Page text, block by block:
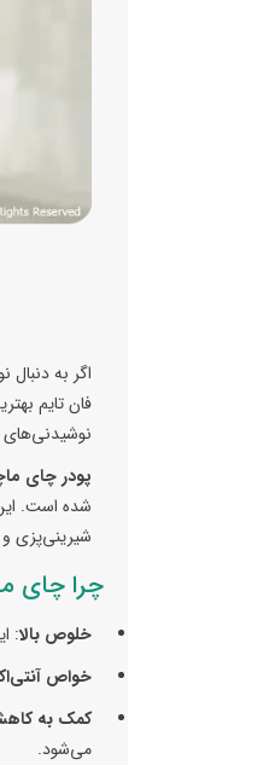
اگر به
فان تایم
نوشیدنی‌های
پودر چای ماچا
شده است.
شیرینی‌پزی
چرا چای
خلوص بالا:
خواص
کمک به
می‌شود.